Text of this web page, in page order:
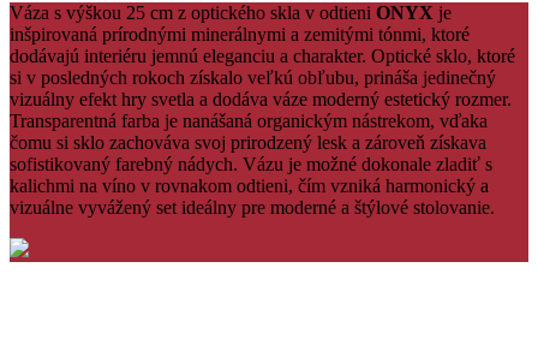
Váza s výškou 25 cm z optického skla v odtieni ONYX je
inšpirovaná prírodnými minerálnymi a zemitými tónmi, ktoré
dodávajú interiéru jemnú eleganciu a charakter. Optické sklo, ktoré
si v posledných rokoch získalo veľkú obľubu, prináša jedinečný
vizuálny efekt hry svetla a dodáva váze moderný estetický rozmer.
Transparentná farba je nanášaná organickým nástrekom, vďaka
čomu si sklo zachováva svoj prirodzený lesk a zároveň získava
sofistikovaný farebný nádych. Vázu je možné dokonale zladiť s
kalichmi na víno v rovnakom odtieni, čím vzniká harmonický a
vizuálne vyvážený set ideálny pre moderné a štýlové stolovanie.